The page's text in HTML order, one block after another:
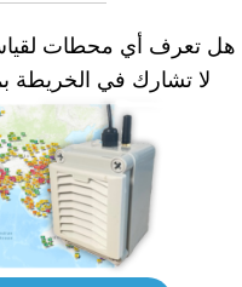
هل تعرف أي محطات
لا تشارك في الخريطة